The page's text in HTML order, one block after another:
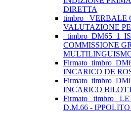
DIRETTA
timbro _VERBALE
VALUTAZIONE
COMMISSIONE
INCARICO DE
INCARICO
Firmato_ timbro
D.M.66 -